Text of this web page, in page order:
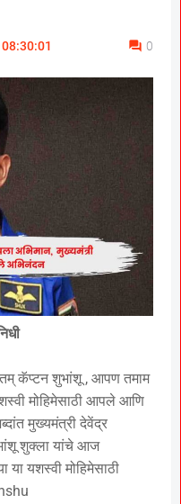
0
कॅप्टन शुभांशू , आपण तमाम
मोहिमेसाठी आपले आणि
मुख्यमंत्री देवेंद्र
शुक्ला यांचे आज
यशस्वी मोहिमेसाठी